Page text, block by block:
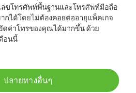
ลขโทรศัพท์พื้นฐานและโทรศัพท์มือถือ
กได้โดยไม่ต้องคอยต่ออายุแพ็คเกจ
ดค่าโทรของคุณได้มากขึ้น ด้วย
อนนี้
ปลายทางอื่นๆ